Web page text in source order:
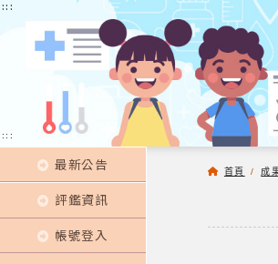
:::
:::
最新公告
評鑑資訊
帳號登入
首頁 /成
:::